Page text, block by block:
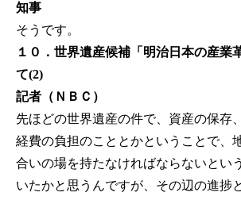
知事
そうです。
１０．世界遺産候補「明治日本の産業
て(2)
記者（ＮＢＣ）
先ほどの世界遺産の件で、資産の保存
経費の負担のこととかということで、
合いの場を持たなければならないとい
いたかと思うんですが、その辺の進捗